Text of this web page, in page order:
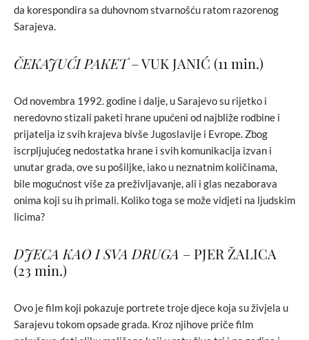
da korespondira sa duhovnom stvarnošću ratom razorenog
Sarajeva.
ČEKAJUĆI PAKET– VUK JANIĆ (11 min.)
Od novembra 1992. godine i dalje, u Sarajevo su rijetko i
neredovno stizali paketi hrane upućeni od najbliže rodbine i
prijatelja iz svih krajeva bivše Jugoslavije i Evrope. Zbog
iscrpljujućeg nedostatka hrane i svih komunikacija izvan i
unutar grada, ove su pošiljke, iako u neznatnim količinama,
bile mogućnost više za preživljavanje, ali i glas nezaborava
onima koji su ih primali. Koliko toga se može vidjeti na ljudskim
licima?
DJECA KAO I SVA DRUGA – PJER ŽALICA
(23 min.)
Ovo je film koji pokazuje portrete troje djece koja su živjela u
Sarajevu tokom opsade grada. Kroz njihove priče film